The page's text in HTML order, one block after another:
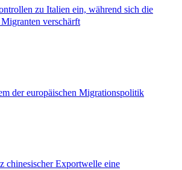
zu Italien ein, während sich die
verschärft
der europäischen Migrationspolitik
chinesischer Exportwelle eine